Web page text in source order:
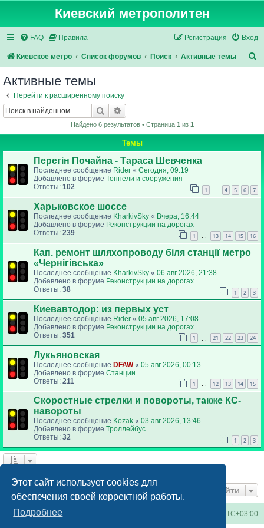
Этот сайт использует cookies для
обеспечения своей корректной работы.
Подробнее
Киевский метрополитен
FAQ Правила Вход
Регистрация
Киевское метро Список форумов Поиск Активные темы
Активные темы
Перейти к расширенному поиску
Поиск
Найдено 6 результатов • Страница 1из 1
Темы
Перегін Почайна - Тараса Шевченка
Последнее сообщение Rider « Сегодня, 09:19
Добавлено в форуме Тоннели и сооружения
Ответы: 102 1 … 4 5 6 7
Харьковское шоссе
Последнее сообщение KharkivSky « Вчера, 16:44
Добавлено в форуме Реконструкции на дорогах
Ответы: 239 1 … 13 14 15 16
Кап. ремонт шляхопроводу біля станції метро
«Чернігівська»
Последнее сообщение KharkivSky « 06 авг 2026, 21:38
Добавлено в форуме Реконструкции на дорогах
Ответы: 38 1 2 3
Киевавтодор: из первых уст
Последнее сообщение Rider « 05 авг 2026, 17:08
Добавлено в форуме Реконструкции на дорогах
Ответы: 351 1 21 22 23 24
Лукьяновская
Последнее сообщение DFAW« 05 авг 2026, 00:13
Добавлено в форуме Станции
Ответы: 211 1 … 12 13 14 15
Скоростные стрелки и повороты, также КС-
навороты
Последнее сообщение Kozak « 03 авг 2026, 13:46
Добавлено в форуме Троллейбус
Ответы: 32 1 2 3
Перейти
Киевское метро UTC+03:00